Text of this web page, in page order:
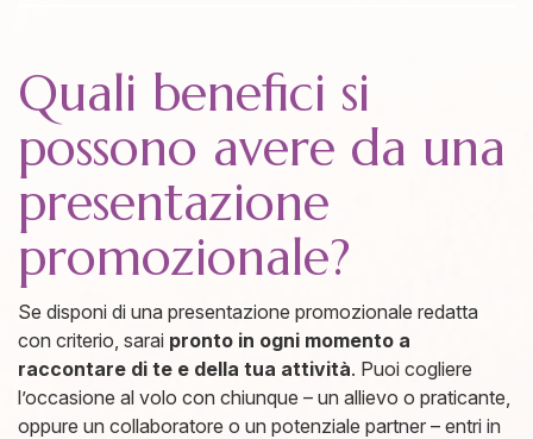
Quali benefici si
possono avere da una
presentazione
promozionale?
Se disponi di una presentazione promozionale redatta
con criterio, sarai pronto in ogni momento a
raccontare di te e della tua attività. Puoi cogliere
l’occasione al volo con chiunque – un allievo o praticante,
oppure un collaboratore o un potenziale partner – entri in